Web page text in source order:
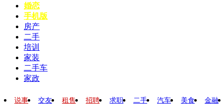
婚恋
手机版
房产
二手
培训
家装
二手车
家政
说事 交友 租售 招聘 求职 二手 汽车 美食 金融